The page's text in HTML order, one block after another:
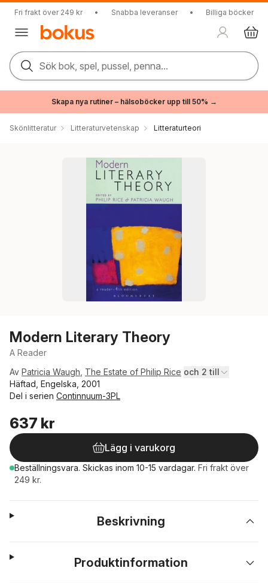
Fri frakt över 249 kr • Snabba leveranser • Billiga böcker
Sök bok, spel, pussel, penna...
Skapa nya rutiner – hälsoböcker upp till 50% →
Skönlitteratur Litteraturvetenskap Litteraturteori
Modern Literary Theory
A Reader
Av Patricia Waugh The Estate of Philip Rice och 2 till
Häftad, Engelska, 2001
Del i serien Continnuum-3PL
637 kr
Lägg i varukorg
Beställningsvara. Skickas inom 10-15 vardagar. Fri frakt över
249 kr.
Beskrivning
Produktinformation